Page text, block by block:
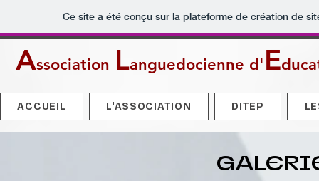
Ce site a été conçu sur la plateforme de création de
Association Languedocienne d'E
ACCUEIL L'ASSOCIATION DITEP